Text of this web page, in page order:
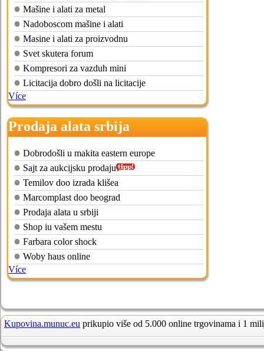
Mašine i alati za metal
Nadoboscom mašine i alati
Masine i alati za proizvodnu
Svet skutera forum
Kompresori za vazduh mini
Licitacija dobro došli na licitacije
Více
Prodaja alata srbija
Dobrodošli u makita eastern europe
Sajt za aukcijsku prodaju
Temilov doo izrada klišea
Marcomplast doo beograd
Prodaja alata u srbiji
Shop iu vašem mestu
Farbara color shock
Woby haus online
Více
Kupovina.munuc.eu prikupio više od 5.000 online trgovinama i 1